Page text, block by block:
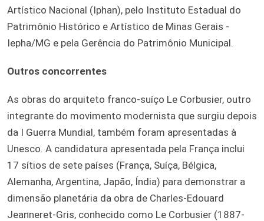
Artístico Nacional (Iphan), pelo Instituto Estadual do
Patrimônio Histórico e Artístico de Minas Gerais -
Iepha/MG e pela Gerência do Patrimônio Municipal.
Outros concorrentes
As obras do arquiteto franco-suíço Le Corbusier, outro
integrante do movimento modernista que surgiu depois
da I Guerra Mundial, também foram apresentadas à
Unesco. A candidatura apresentada pela França inclui
17 sítios de sete países (França, Suíça, Bélgica,
Alemanha, Argentina, Japão, Índia) para demonstrar a
dimensão planetária da obra de Charles-Edouard
Jeanneret-Gris, conhecido como Le Corbusier (1887-